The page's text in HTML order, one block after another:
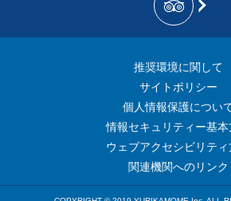
推奨環境に関して
サイトポリシー
個人情報保護につい
情報セキュリティー基本
ウェブアクセシビリテ
関連機関へのリンク